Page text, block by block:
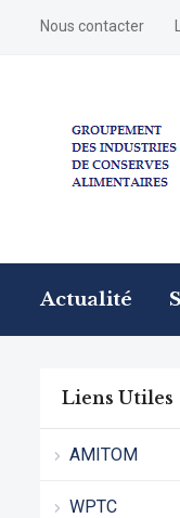
Nous contacter
Actualité
Liens Utiles
AMITOM
WPTC